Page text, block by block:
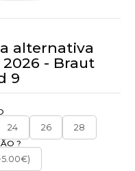
alternativa
- Braut
9
24 26
28
?